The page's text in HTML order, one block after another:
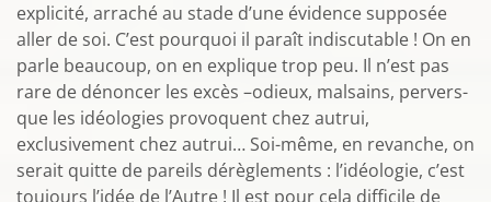
explicité, arraché au stade d’une évidence supposée
aller de soi. C’est pourquoi il paraît indiscutable ! On en
parle beaucoup, on en explique trop peu. Il n’est pas
rare de dénoncer les excès –odieux, malsains, pervers-
que les idéologies provoquent chez autrui,
exclusivement chez autrui… Soi-même, en revanche, on
serait quitte de pareils dérèglements : l’idéologie, c’est
toujours l’idée de l’Autre ! Il est pour cela difficile de